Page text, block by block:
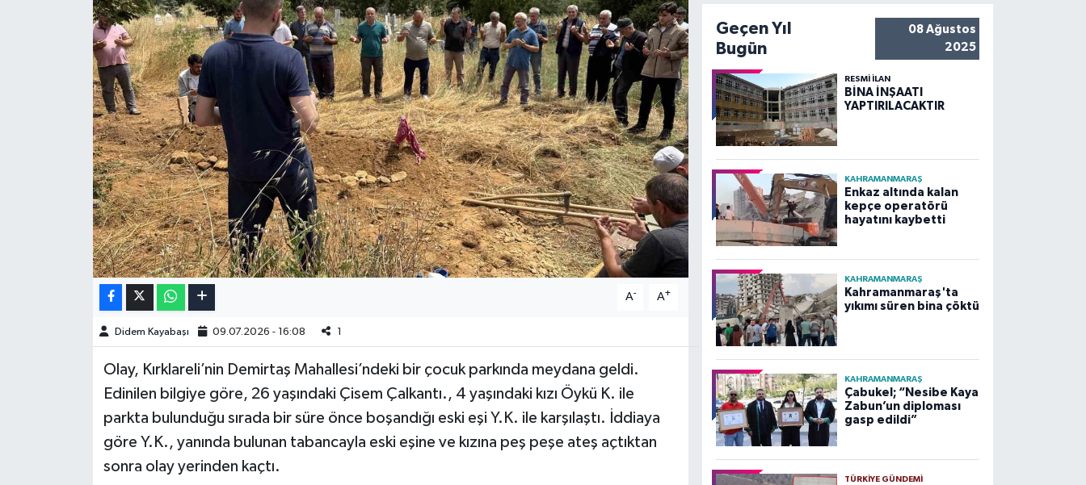
A- A+
Didem Kayabaşı 09.07.2026 - 16:08 1
Olay, Kırklareli’nin Demirtaş Mahallesi’ndeki bir çocuk parkında meydana geldi.
Edinilen bilgiye göre, 26 yaşındaki Çisem Çalkantı., 4 yaşındaki kızı Öykü K. ile
parkta bulunduğu sırada bir süre önce boşandığı eski eşi Y.K. ile karşılaştı. İddiaya
göre Y.K., yanında bulunan tabancayla eski eşine ve kızına peş peşe ateş açtıktan
sonra olay yerinden kaçtı.
Geçen Yıl
Bugün
08 Ağustos
2025
RESMİ İLAN
BİNA İNŞAATI
YAPTIRILACAKTIR
KAHRAMANMARAŞ
Enkaz altında kalan
kepçe operatörü
hayatını kaybetti
KAHRAMANMARAŞ
Kahramanmaraş'ta
yıkımı süren bina çöktü
KAHRAMANMARAŞ
Çabukel; “Nesibe Kaya
Zabun’un diploması
gasp edildi”
TÜRKIYE GÜNDEMI